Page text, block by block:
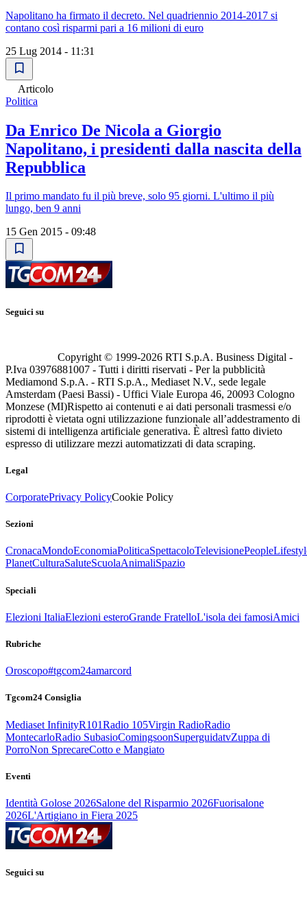
Napolitano ha firmato il decreto. Nel quadriennio 2014-2017 si
contano così risparmi pari a 16 milioni di euro
25 Lug 2014 - 11:31
Articolo
Politica
Da Enrico De Nicola a Giorgio
Napolitano, i presidenti dalla nascita della
Repubblica
Il primo mandato fu il più breve, solo 95 giorni. L'ultimo il più
lungo, ben 9 anni
15 Gen 2015 - 09:48
Seguici su
Copyright © 1999-2026 RTI S.p.A. Business Digital -
P.Iva 03976881007 - Tutti i diritti riservati - Per la pubblicità
Mediamond S.p.A. - RTI S.p.A., Mediaset N.V., sede legale
Amsterdam (Paesi Bassi) - Uffici Viale Europa 46, 20093 Cologno
Monzese (MI)Rispetto ai contenuti e ai dati personali trasmessi e/o
riprodotti è vietata ogni utilizzazione funzionale all’addestramento di
sistemi di intelligenza artificiale generativa. È altresì fatto divieto
espresso di utilizzare mezzi automatizzati di data scraping.
Legal
CorporatePrivacy PolicyCookie Policy
Sezioni
CronacaMondoEconomiaPoliticaSpettacoloTelevisionePeople
PlanetCulturaSaluteScuolaAnimaliSpazio
Speciali
Elezioni ItaliaElezioni esteroGrande FratelloL'isola dei famosiAmici
Rubriche
Oroscopo#tgcom24amarcord
Tgcom24 Consiglia
Mediaset InfinityR101Radio 105Virgin RadioRadio
MontecarloRadio SubasioComingsoonSuperguidatvZuppa di
PorroNon SprecareCotto e Mangiato
Eventi
Identità Golose 2026Salone del Risparmio 2026Fuorisalone
2026L'Artigiano in Fiera 2025
Seguici su